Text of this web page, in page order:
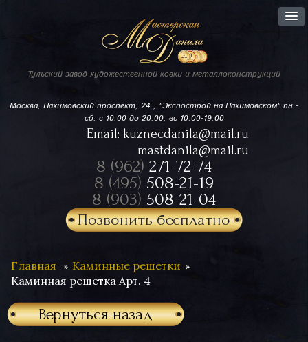
Тульский завод художественной ковки и металлоконструкций
Москва, Нахимовский проспект, 24 , "Экспострой на Нахимовском"пн.-
сб. с 10.00 до 20.00, вс 10.00-19.00
Email: kuznecdanila@mail.ru
mastdanila@mail.ru
8 (962) 271-72-74
8 (495) 508-21-19
8 (903) 508-21-04
Позвонить бесплатно
Главная
Каминные решетки
Каминная решетка Арт. 4
Вернуться назад